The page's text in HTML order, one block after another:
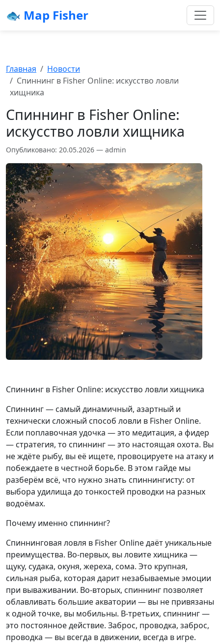
🐟 Map Fisher
Главная
Новости
Спиннинг в Fisher Online: искусство ловли
хищника
Спиннинг в Fisher Online:
искусство ловли хищника
Опубликовано: 20.05.2026 — admin
Спиннинг в Fisher Online: искусство ловли хищника
Спиннинг — самый динамичный, азартный и
технически сложный способ ловли в Fisher Online.
Если поплавочная удочка — это медитация, а фидер
— стратегия, то спиннинг — это настоящая охота. Вы
не ждёте рыбу, вы её ищете, провоцируете на атаку и
побеждаете в честной борьбе. В этом гайде мы
разберём всё, что нужно знать спиннингисту: от
выбора удилища до тонкостей проводки на разных
водоёмах.
Почему именно спиннинг?
Спиннинговая ловля в Fisher Online даёт уникальные
преимущества. Во-первых, вы ловите хищника —
щуку, судака, окуня, жереха, сома. Это крупная,
сильная рыба, которая дарит незабываемые эмоции
при вываживании. Во-вторых, спиннинг позволяет
облавливать большие акватории — вы не привязаны
к одной точке, вы мобильны. В-третьих, спиннинг —
это постоянное действие. Заброс, проводка, заброс,
проводка — вы всегда в движении, всегда в игре.